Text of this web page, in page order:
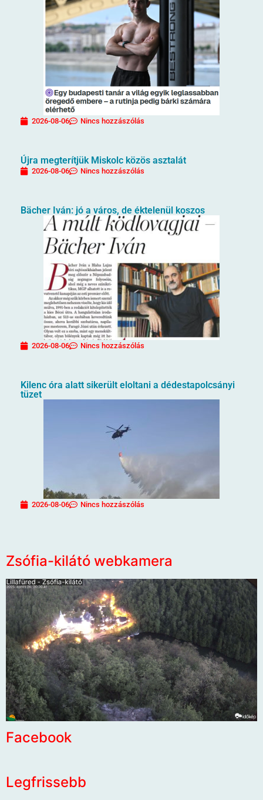
2026-08-06 Nincs hozzászólás
Újra megterítjük Miskolc közös asztalát
2026-08-06 Nincs hozzászólás
Bächer Iván: jó a város, de éktelenül koszos
2026-08-06 Nincs hozzászólás
Kilenc óra alatt sikerült eloltani a dédestapolcsányi
tüzet
2026-08-06 Nincs hozzászólás
Zsófia-kilátó webkamera
Facebook
Legfrissebb